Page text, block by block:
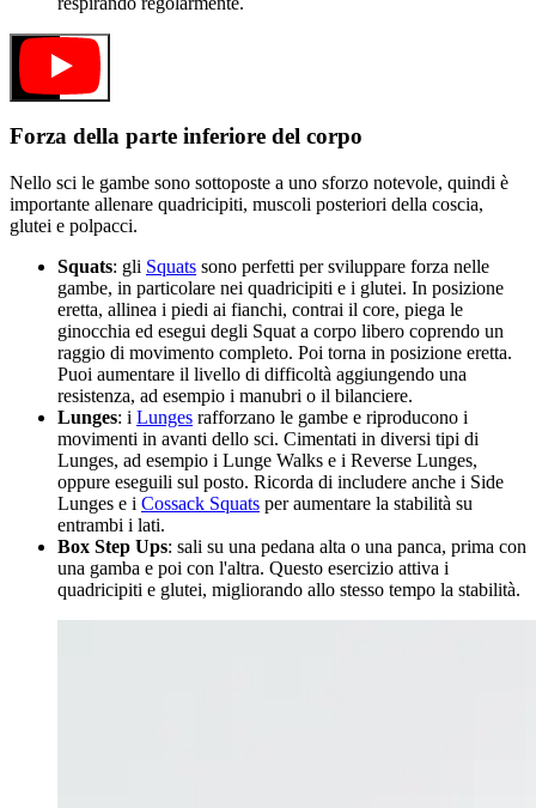
Forza della parte inferiore del corpo
Nello sci le gambe sono sottoposte a uno sforzo notevole, quindi è
importante allenare quadricipiti, muscoli posteriori della coscia,
glutei e polpacci.
Squats: gli Squats sono perfetti per sviluppare forza nelle
gambe, in particolare nei quadricipiti e i glutei. In posizione
eretta, allinea i piedi ai fianchi, contrai il core, piega le
ginocchia ed esegui degli Squat a corpo libero coprendo un
raggio di movimento completo. Poi torna in posizione eretta.
Puoi aumentare il livello di difficoltà aggiungendo una
resistenza, ad esempio i manubri o il bilanciere.
Lunges: i Lunges rafforzano le gambe e riproducono i
movimenti in avanti dello sci. Cimentati in diversi tipi di
Lunges, ad esempio i Lunge Walks e i Reverse Lunges,
oppure eseguili sul posto. Ricorda di includere anche i Side
Lunges e i Cossack Squats per aumentare la stabilità su
entrambi i lati.
Box Step Ups: sali su una pedana alta o una panca, prima con
una gamba e poi con l'altra. Questo esercizio attiva i
quadricipiti e glutei, migliorando allo stesso tempo la stabilità.